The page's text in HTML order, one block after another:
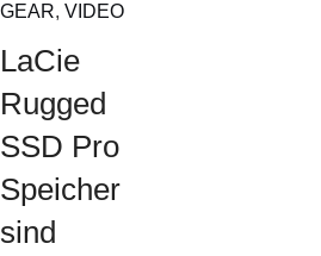
GEAR, VIDEO
LaCie
Rugged
SSD Pro
Speicher
sind